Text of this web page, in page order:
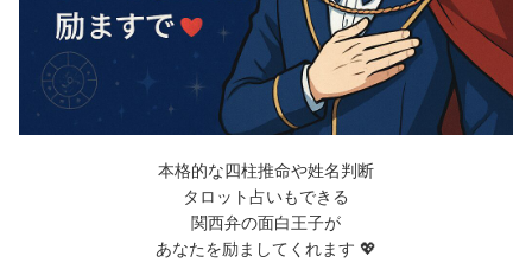
本格的な四柱推命や姓名判断
タロット占いもできる
関西弁の面白王子が
あなたを励ましてくれます 💖